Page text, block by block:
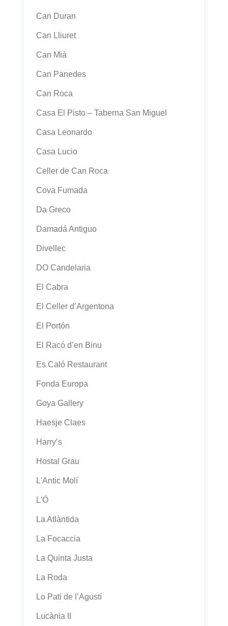
Can Duran
Can Lliuret
Can Mià
Can Panedes
Can Roca
Casa El Pisto – Taberna San Miguel
Casa Leonardo
Casa Lucio
Celler de Can Roca
Cova Fumada
Da Greco
Damadá Antiguo
Divellec
DO Candelaria
El Cabra
El Celler d’Argentona
El Portón
El Racó d’en Binu
Es Caló Restaurant
Fonda Europa
Goya Gallery
Haesje Claes
Harry’s
Hostal Grau
L'Antic Molí
L'Ó
La Atlàntida
La Focaccia
La Quinta Justa
La Roda
Lo Pati de l’Agustí
Lucània II